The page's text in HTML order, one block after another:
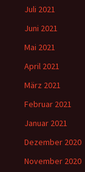
Juli 2021
Juni 2021
Mai 2021
April 2021
März 2021
Februar 2021
Januar 2021
Dezember 2020
November 2020